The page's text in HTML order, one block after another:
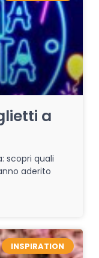
a
scopri quali
aderito
INSPIRATION